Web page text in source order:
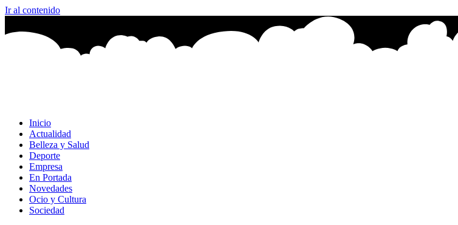
Ir al contenido
Inicio
Actualidad
Belleza y Salud
Deporte
Empresa
En Portada
Novedades
Ocio y Cultura
Sociedad